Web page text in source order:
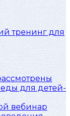
тренинг для
для детей-